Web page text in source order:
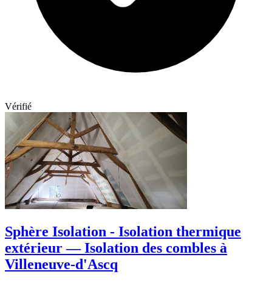
Vérifié
Sphère Isolation - Isolation thermique
extérieur — Isolation des combles à
Villeneuve-d'Ascq